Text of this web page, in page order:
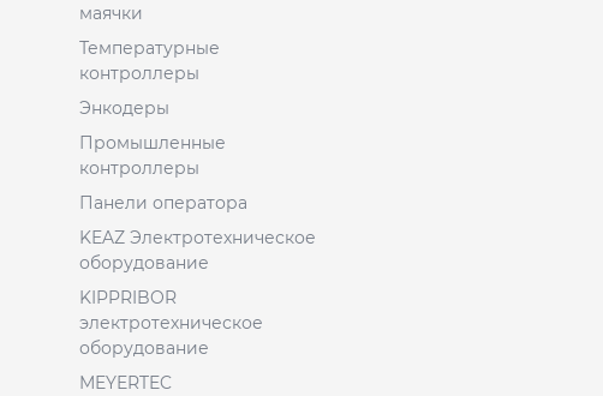
маячки
Температурные
контроллеры
Энкодеры
Промышленные
контроллеры
Панели оператора
KEAZ Электротехническое
оборудование
KIPPRIBOR
электротехническое
оборудование
MEYERTEC